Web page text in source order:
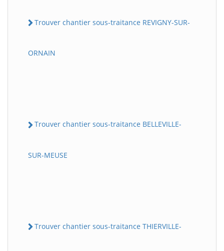
Trouver chantier sous-traitance REVIGNY-SUR-
ORNAIN
Trouver chantier sous-traitance BELLEVILLE-
SUR-MEUSE
Trouver chantier sous-traitance THIERVILLE-